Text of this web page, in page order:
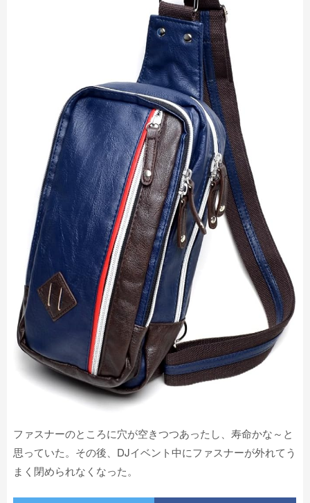
ファスナーのところに穴が空きつつあったし、寿命かな～と
思っていた。その後、DJイベント中にファスナーが外れてう
まく閉められなくなった。